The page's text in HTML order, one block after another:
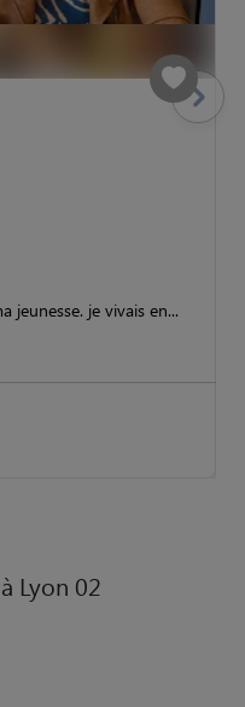
jeunesse. je vivais en...
Suivant
Lyon 02